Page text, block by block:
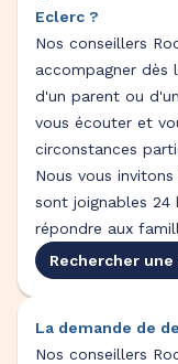
Eclerc ?
Nos conseillers
accompagner dès
d'un parent ou
vous écouter et
circonstances
Nous vous
sont joignables 24
répondre aux
Rechercher
La demande de
Nos conseillers